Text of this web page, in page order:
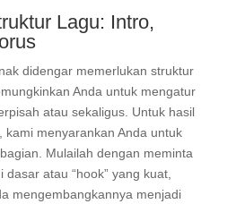
Lagu: Intro,
didengar memerlukan struktur
Anda untuk mengatur
atau sekaligus. Untuk hasil
kami menyarankan Anda untuk
Mulailah dengan meminta
atau “hook” yang kuat,
mengembangkannya menjadi